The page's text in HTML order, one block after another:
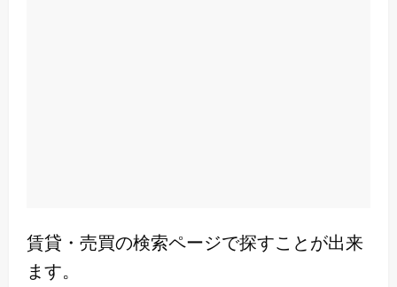
賃貸・売買の検索ページで探すことが出来
ます。